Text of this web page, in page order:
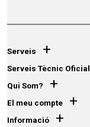
Serveis +
Serveis Tècnic Oficial
Qui Som? +
El meu compte +
Informació +